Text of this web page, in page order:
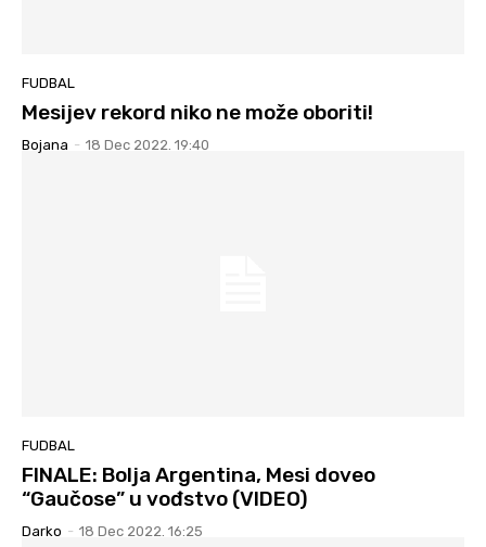
FUDBAL
Mesijev rekord niko ne može oboriti!
Bojana - 18 Dec 2022. 19:40
FUDBAL
FINALE: Bolja Argentina, Mesi doveo
“Gaučose” u vođstvo (VIDEO)
Darko - 18 Dec 2022. 16:25